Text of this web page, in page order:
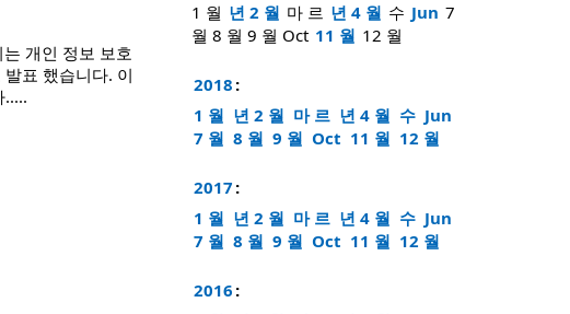
개인 정보 보호
표 했습니다. 이
.....
1 월 년 2 월 마 르 년 4 월 수 Jun 7
월 8 월 9 월 Oct 11 월 12 월
2018 :
1 월 년 2 월 마 르 년 4 월 수 Jun
7 월 8 월 9 월 Oct 11 월 12 월
2017 :
1 월 년 2 월 마 르 년 4 월 수 Jun
7 월 8 월 9 월 Oct 11 월 12 월
2016 :